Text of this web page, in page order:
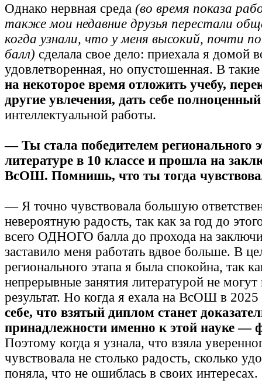
Однако нервная среда (во время показа
также мои недавние друзья перестали
когда узнали, что у меня высокий, почти
балл) сделала свое дело: приехала я домой
удовлетворенная, но опустошенная. В
на некоторое время отложить учебу,
другие увлечения, дать себе
интеллектуальной работы.
— Ты стала победителем регионального
литературе в 10 классе и прошла на
ВсОШ. Помнишь, что ты тогда
— Я точно чувствовала большую
невероятную радость, так как за год до
всего ОДНОГО балла до прохода на
заставило меня работать вдвое больше. В
регионального этапа я была спокойна, так
непрерывные занятия литературой не могут
результат. Но когда я ехала на ВсОШ в
себе, что взятый диплом станет
принадлежности именно к этой науке —
Поэтому когда я узнала, что взяла
чувствовала не столько радость, сколько
поняла, что не ошиблась в своих интересах.